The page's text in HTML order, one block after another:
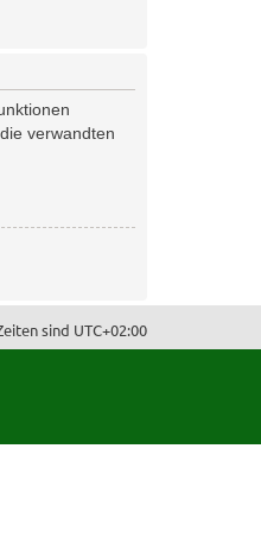
verwandten
sind UTC+02:00